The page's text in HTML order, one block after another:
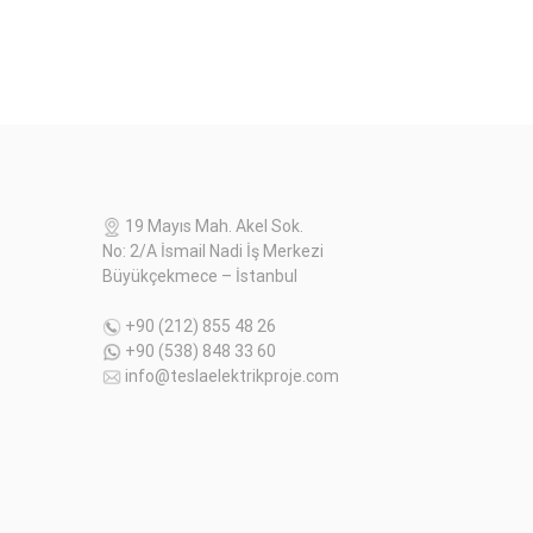
19 Mayıs Mah. Akel Sok.
No: 2/A İsmail Nadi İş Merkezi
Büyükçekmece – İstanbul
+90 (212) 855 48 26
+90 (538) 848 33 60
info@teslaelektrikproje.com